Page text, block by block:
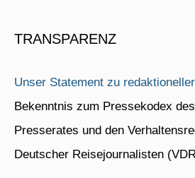
TRANSPARENZ
Unser Statement zu
Bekenntnis zum Pressekodex
Presserates und den
Deutscher Reisejournalisten